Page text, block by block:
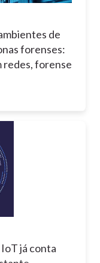
de
forenses:
forense
já conta